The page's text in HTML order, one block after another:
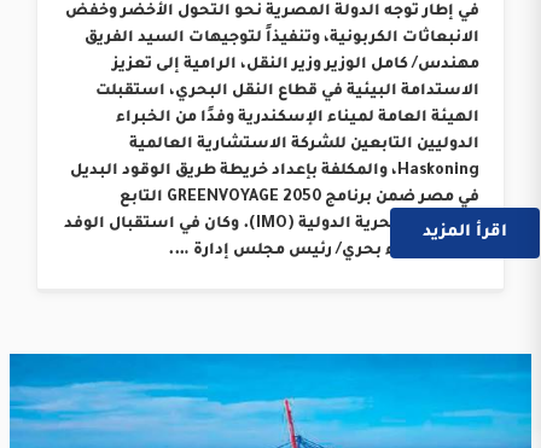
في إطار توجه الدولة المصرية نحو التحول الأخضر وخفض
الانبعاثات الكربونية، وتنفيذاً لتوجيهات السيد الفريق
مهندس/ كامل الوزير وزير النقل، الرامية إلى تعزيز
الاستدامة البيئية في قطاع النقل البحري، استقبلت
الهيئة العامة لميناء الإسكندرية وفدًا من الخبراء
الدوليين التابعين للشركة الاستشارية العالمية
Haskoning، والمكلفة بإعداد خريطة طريق الوقود البديل
في مصر ضمن برنامج GREENVOYAGE 2050 التابع
للمنظمة البحرية الدولية (IMO). وكان في استقبال الوفد
السيد اللواء بحري/ رئيس مجلس إدارة ….
اقرأ المزيد